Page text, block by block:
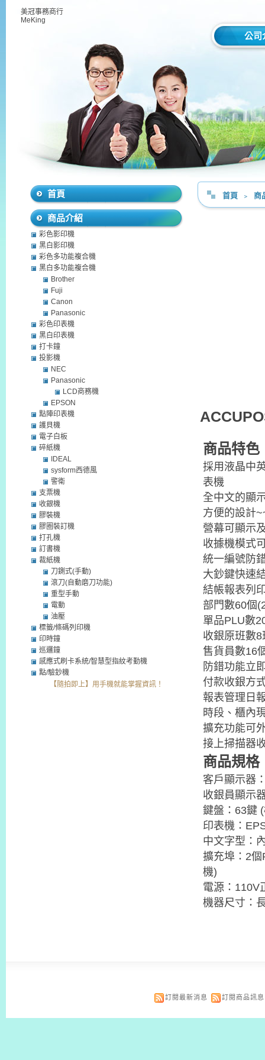
美冠事務商行
MeKing
公司
首頁 ﹥ 商
商品特色
採用液晶中
表機
全中文的顯
方便的設計
營幕可顯示
收據機模式
統一編號防
大鈔鍵快速
結帳報表列
部門數60個
單品PLU數
收銀原班數
售貨員數16
防錯功能立
付款收銀方
報表管理日
時段、櫃內
擴充功能可
接上掃描器
商品規格
客戶顯示器
收銀員顯示
鍵盤：63鍵
印表機：
中文字型：
擴充埠：2
機)
電源：110V
機器尺寸：
首頁
商品介紹
彩色影印機
黑白影印機
彩色多功能複合機
黑白多功能複合機
Brother
Fuji
Canon
Panasonic
彩色印表機
黑白印表機
打卡鐘
投影機
NEC
Panasonic
LCD商務機
EPSON
點陣印表機
護貝機
電子白板
碎紙機
IDEAL
sysform西德風
警衛
支票機
收銀機
膠裝機
膠圈裝訂機
打孔機
訂書機
裁紙機
刀鍘式(手動)
滾刀(自動磨刀功能)
重型手動
電動
油壓
標籤/條碼列印機
印時鐘
巡邏鐘
感應式刷卡系統/智慧型指紋考勤機
點/驗鈔機
【隨拍即上】用手機就能掌握資訊！
訂閱最新消息 訂閱商品訊息